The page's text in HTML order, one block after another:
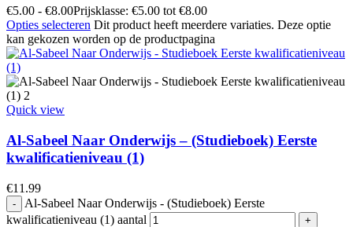
€5.00 - €8.00Prijsklasse: €5.00 tot €8.00
Opties selecteren Dit product heeft meerdere variaties. Deze optie
kan gekozen worden op de productpagina
Quick view
Al-Sabeel Naar Onderwijs – (Studieboek) Eerste
kwalificatieniveau (1)
€11.99
Al-Sabeel Naar Onderwijs - (Studieboek) Eerste
kwalificatieniveau (1) aantal